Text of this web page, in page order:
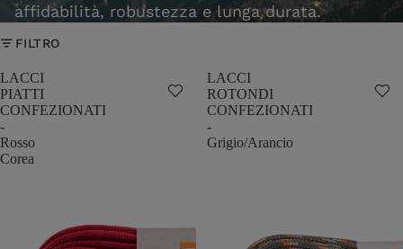
affidabilità, robustezza e lunga durata.
FILTRO
LACCI
PIATTI
CONFEZIONATI
-
Rosso
Corea
LACCI
ROTONDI
CONFEZIONATI
-
Grigio/Arancio